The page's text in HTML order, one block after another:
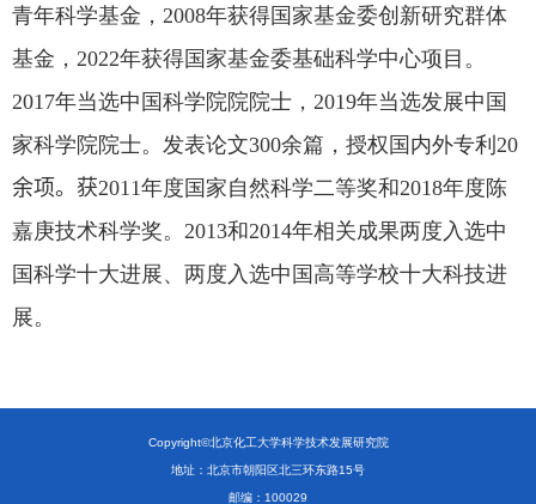
青年科学基金， 2008年获得国家基金委创新研究群体
基金， 2022年获得国家基金委基础科学中心项目。
2017年当选中国科学院院院士， 2019年当选发展中国
家科学院院士。发表论文300余篇，授权国内外专利 20
余项。获2011年度国家自然科学二等奖和2018年度陈
嘉庚技术科学奖。 2013和2014年相关成果两度入选中
国科学十大进展、两度入选中国高等学校十大科技进
展。
Copyright©北京化工大学科学技术发展研究院
地址：北京市朝阳区北三环东路15号
邮编：100029